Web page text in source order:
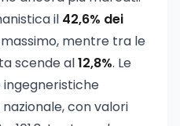
il 42,6% dei
mentre tra le
scende al12,8%. Le
con valori